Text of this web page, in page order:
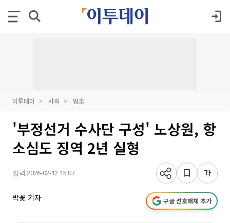
이투데이 사회 법조
'부정선거 수사단 구성' 노상원, 항
소심도 징역 2년 실형
입력 2026-02-12 15:07
박꽃 기자 구글 선호매체 추가